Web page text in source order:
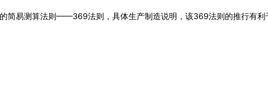
简易测算法则——369法则，具体生产制造说明，该369法则的推行有